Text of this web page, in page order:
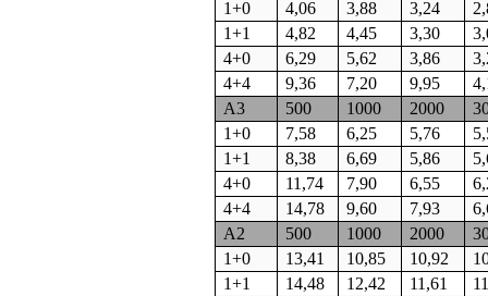
1+0
4,06 3,88 3,24
1+1
4,82 4,45 3,30
4+0
6,29 5,62 3,86
4+4
9,36 7,20 9,95
А3
500 1000 2000
1+0
7,58 6,25 5,76
1+1
8,38 6,69 5,86
4+0
11,74 7,90 6,55
4+4
14,78 9,60 7,93
А2
500 1000 2000
1+0
13,41 10,85 10,92
1+1
14,48 12,42 11,61